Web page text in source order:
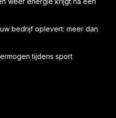
bedrijf oplevert: meer dan
tijdens sport